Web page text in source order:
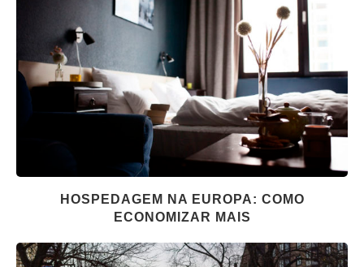
HOSPEDAGEM NA EUROPA: COMO
ECONOMIZAR MAIS